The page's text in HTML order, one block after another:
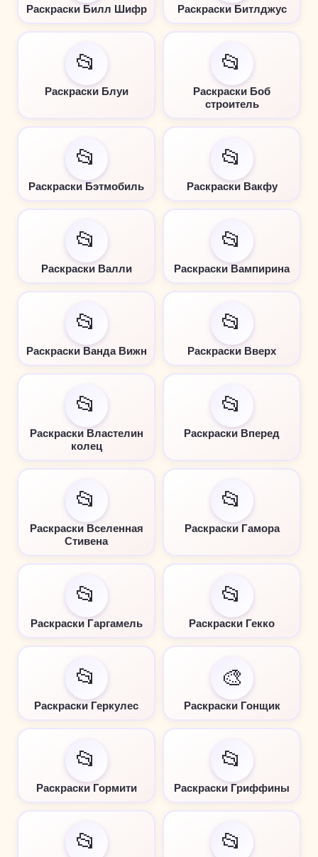
Раскраски Билл Шифр Раскраски Битлджус
📂
Раскраски Блуи
📂
Раскраски Боб
строитель
📂
Раскраски Бэтмобиль
📂
Раскраски Вакфу
📂
Раскраски Валли
📂
Раскраски Вампирина
📂
Раскраски Ванда Вижн
📂
Раскраски Вверх
📂
Раскраски Властелин
колец
📂
Раскраски Вперед
📂
Раскраски Вселенная
Стивена
📂
Раскраски Гамора
📂
Раскраски Гаргамель
📂
Раскраски Гекко
📂
Раскраски Геркулес
🎨
Раскраски Гонщик
📂
Раскраски Гормити
📂
Раскраски Гриффины
📂 📂